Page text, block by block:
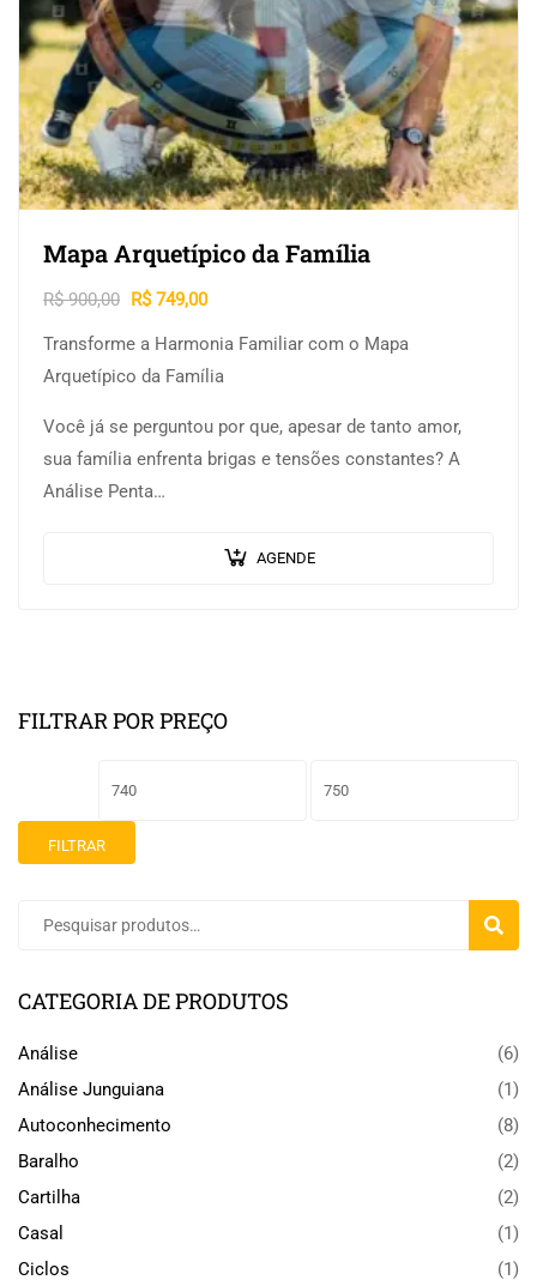
Mapa Arquetípico da Família
R$900,00 R$749,00
Transforme a Harmonia Familiar com o Mapa
Arquetípico da Família
Você já se perguntou por que, apesar de tanto amor,
sua família enfrenta brigas e tensões constantes? A
Análise Penta…
AGENDE
FILTRAR POR PREÇO
FILTRAR
CATEGORIA DE PRODUTOS
Análise
(6)
Análise Junguiana
(1)
Autoconhecimento
(8)
Baralho
(2)
Cartilha
(2)
Casal
(1)
Ciclos
(1)